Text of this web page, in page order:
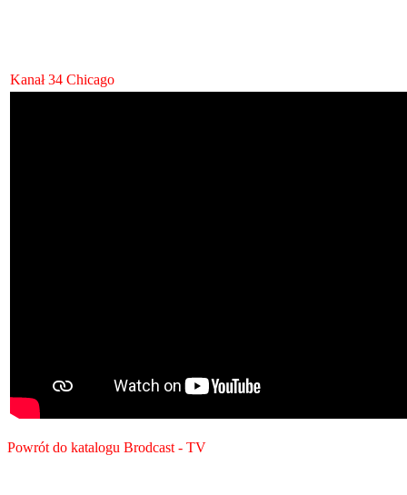
Kanał 34 Chicago
Powrót do katalogu Brodcast - TV